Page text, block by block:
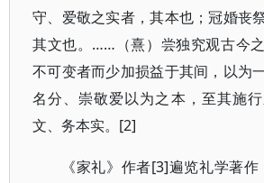
守、爱敬之实者，其本也；冠婚丧
其文也。……（熹）尝独究观古今
不可变者而少加损益于其间，以为
名分、崇敬爱以为之本，至其施
文、务本实。[2]
《家礼》作者[3]遍览礼学著